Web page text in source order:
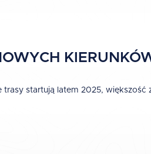
trasy startują latem 2025, większość